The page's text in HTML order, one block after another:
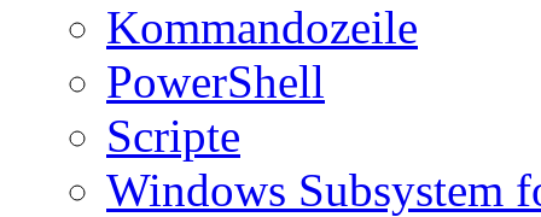
Kommandozeile
PowerShell
Scripte
Windows Subsystem